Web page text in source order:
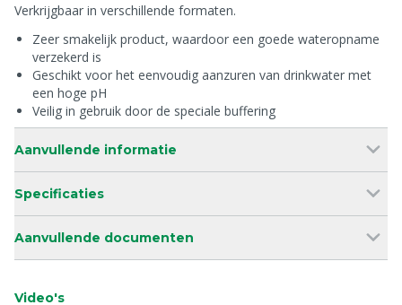
Verkrijgbaar in verschillende formaten.
Zeer smakelijk product, waardoor een goede wateropname
verzekerd is
Geschikt voor het eenvoudig aanzuren van drinkwater met
een hoge pH
Veilig in gebruik door de speciale buffering
Aanvullende informatie
Specificaties
Aanvullende documenten
Video's